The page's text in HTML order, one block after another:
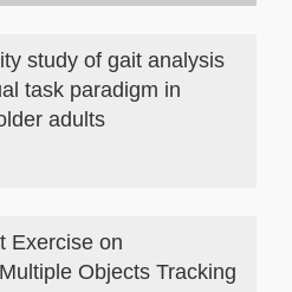
study of gait analysis
task paradigm in
adults
Exercise on
Objects Tracking